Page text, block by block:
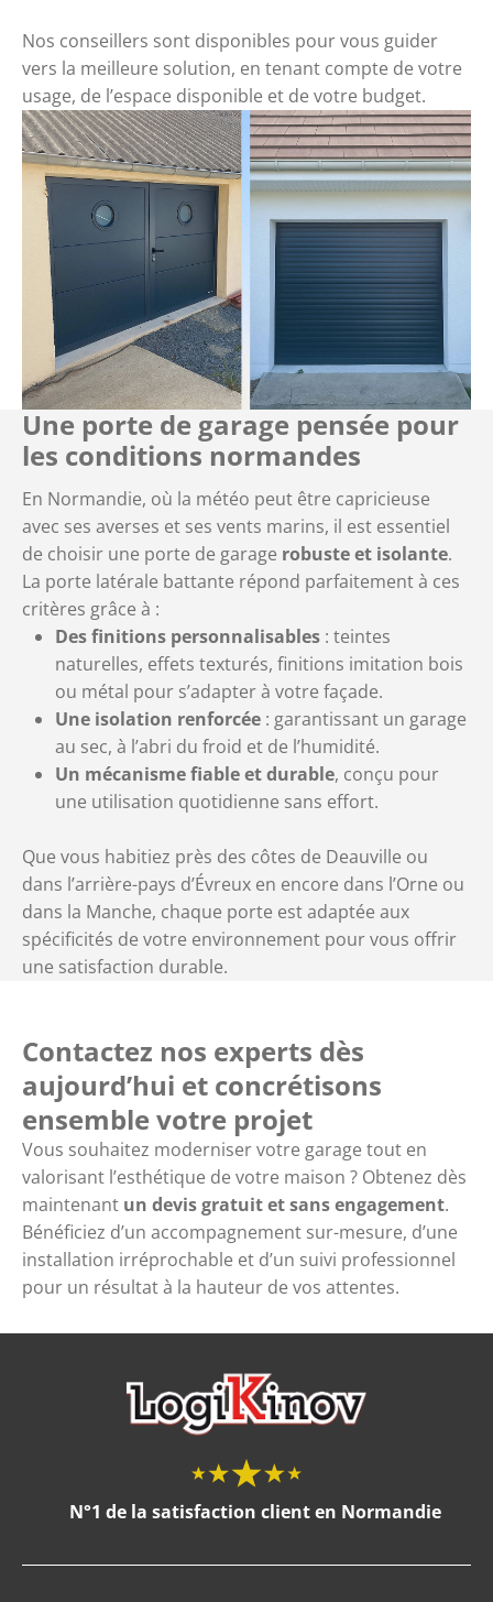
Nos conseillers sont disponibles pour vous guider
vers la meilleure solution, en tenant compte de votre
usage, de l’espace disponible et de votre budget.
Une porte de garage pensée pour
les conditions normandes
En Normandie, où la météo peut être capricieuse
avec ses averses et ses vents marins, il est essentiel
de choisir une porte de garage robuste et isolante.
La porte latérale battante répond parfaitement à ces
critères grâce à :
Des finitions personnalisables : teintes
naturelles, effets texturés, finitions imitation bois
ou métal pour s’adapter à votre façade.
Une isolation renforcée : garantissant un garage
au sec, à l’abri du froid et de l’humidité.
Un mécanisme fiable et durable, conçu pour
une utilisation quotidienne sans effort.
Que vous habitiez près des côtes de Deauville ou
dans l’arrière-pays d’Évreux en encore dans l’Orne ou
dans la Manche, chaque porte est adaptée aux
spécificités de votre environnement pour vous offrir
une satisfaction durable.
Contactez nos experts dès
aujourd’hui et concrétisons
ensemble votre projet
Vous souhaitez moderniser votre garage tout en
valorisant l’esthétique de votre maison ? Obtenez dès
maintenant un devis gratuit et sans engagement.
Bénéficiez d’un accompagnement sur-mesure, d’une
installation irréprochable et d’un suivi professionnel
pour un résultat à la hauteur de vos attentes.
N°1 de la satisfaction client en Normandie